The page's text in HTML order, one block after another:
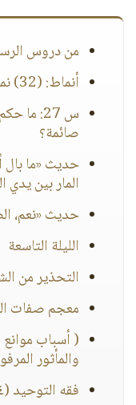
من دروس
أنماط: (32) نمط: امضِ ولا تلتفِت!
س 27:
صائمة؟
حديث «ما بال
المار بين يدي
حديث «نعم،
الليلة التاسعة
التحذير من
معجم صفات
( أسباب
والمأثور
فقه التوحيد (٤)